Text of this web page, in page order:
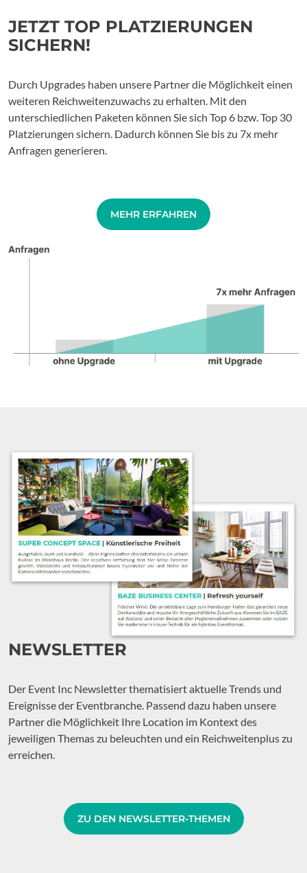
JETZT TOP PLATZIERUNGEN
SICHERN!
Durch Upgrades haben unsere Partner die Möglichkeit einen
weiteren Reichweitenzuwachs zu erhalten. Mit den
unterschiedlichen Paketen können Sie sich Top 6 bzw. Top 30
Platzierungen sichern. Dadurch können Sie bis zu 7x mehr
Anfragen generieren.
MEHR ERFAHREN
NEWSLETTER
Der Event Inc Newsletter thematisiert aktuelle Trends und
Ereignisse der Eventbranche. Passend dazu haben unsere
Partner die Möglichkeit Ihre Location im Kontext des
jeweiligen Themas zu beleuchten und ein Reichweitenplus zu
erreichen.
ZU DEN NEWSLETTER-THEMEN